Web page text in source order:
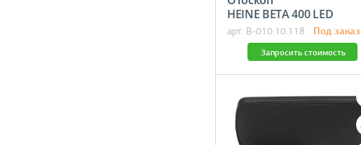
HEINE BETA 400 LED
арт. B-010.10.118 Под заказ
Запросить стоимость